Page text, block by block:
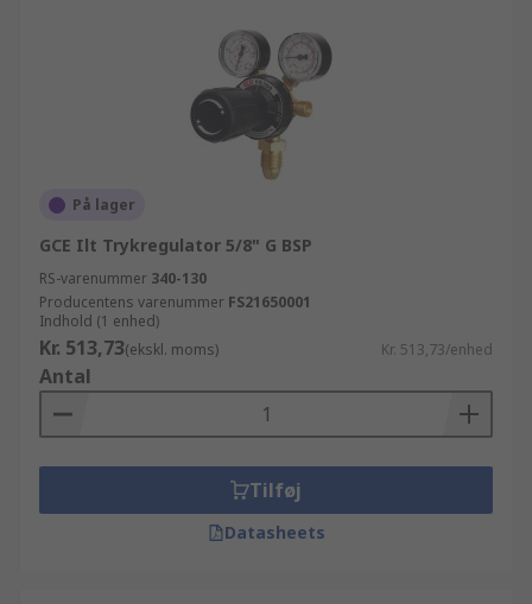
På lager
GCE Ilt Trykregulator 5/8" G BSP
RS-varenummer 340-130
Producentens varenummer FS21650001
Indhold (1 enhed)
Kr. 513,73(ekskl. moms) Kr. 513,73/enhed
Antal
Tilføj
Datasheets